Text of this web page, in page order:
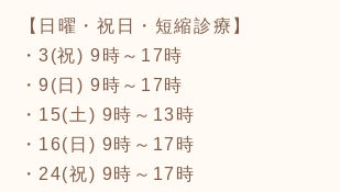
【日曜・祝日・短縮診療】
・3(祝) 9時～17時
・9(日) 9時～17時
・15(土) 9時～13時
・16(日) 9時～17時
・24(祝) 9時～17時